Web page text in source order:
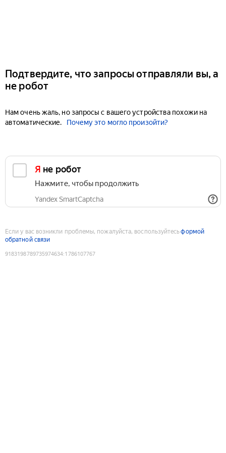
Подтвердите, что запросы отправляли вы, а
не робот
Нам очень жаль, но запросы с вашего устройства похожи на
автоматические.
Почему это могло произойти?
Я не робот
Нажмите, чтобы продолжить
Yandex SmartCaptcha
Если у вас возникли проблемы, пожалуйста, воспользуйтесьформой
обратной связи
9183198789735974634:1786107767